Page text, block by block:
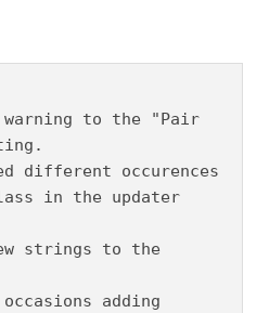
warning to the "Pair
different occurences
in the updater
strings to the
adding